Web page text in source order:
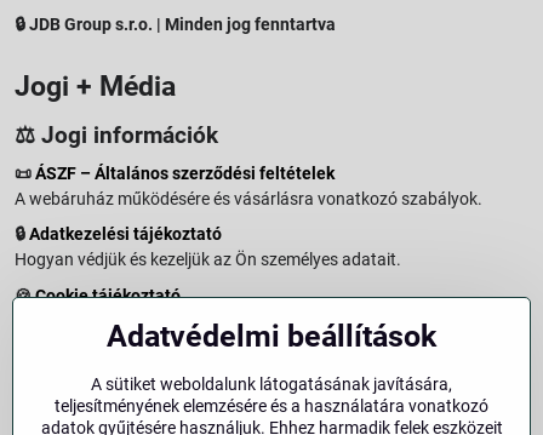
🔒 JDB Group s.r.o. | Minden jog fenntartva
Jogi + Média
⚖️ Jogi információk
📜ÁSZF – Általános szerződési feltételek
A webáruház működésére és vásárlásra vonatkozó szabályok.
🔒Adatkezelési tájékoztató
Hogyan védjük és kezeljük az Ön személyes adatait.
🍪Cookie tájékoztató
A weboldalon használt sütikről és adatkezelésről.
Vásárlástól való elállás menete és feltételei.
Elállás a szerződéstől
Adatvédelmi beállítások
A sütiket weboldalunk látogatásának javítására,
teljesítményének elemzésére és a használatára vonatkozó
adatok gyűjtésére használjuk. Ehhez harmadik felek eszközeit